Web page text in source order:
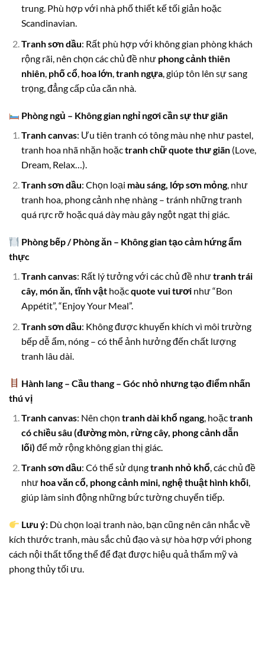
trung. Phù hợp với nhà phố thiết kế tối giản hoặc
Scandinavian.
Tranh sơn dầu: Rất phù hợp với không gian phòng khách
rộng rãi, nên chọn các chủ đề như phong cảnh thiên
nhiên, phố cổ, hoa lớn,tranh ngựa, giúp tôn lên sự sang
trọng, đẳng cấp của căn nhà.
Phòng ngủ – Không gian nghỉ ngơi cần sự thư giãn
Tranh canvas: Ưu tiên tranh có tông màu nhẹ như pastel,
tranh hoa nhã nhặn hoặctranh chữ quote thư giãn(Love,
Dream, Relax…).
Tranh sơn dầu: Chọn loại màu sáng, lớp sơn mỏng, như
tranh hoa, phong cảnh nhẹ nhàng – tránh những tranh
quá rực rỡ hoặc quá dày màu gây ngột ngạt thị giác.
Phòng bếp / Phòng ăn – Không gian tạo cảm hứng ẩm
thực
Tranh canvas: Rất lý tưởng với các chủ đề nhưtranh trái
cây, món ăn, tĩnh vậthoặcquote vui tươinhư “Bon
Appétit”, “Enjoy Your Meal”.
Tranh sơn dầu: Không được khuyến khích vì môi trường
bếp dễ ẩm, nóng – có thể ảnh hưởng đến chất lượng
tranh lâu dài.
Hành lang – Cầu thang – Góc nhỏ nhưng tạo điểm nhấn
thú vị
Tranh canvas: Nên chọn tranh dài khổ ngang, hoặctranh
có chiều sâu (đường mòn, rừng cây, phong cảnh dẫn
lối) để mở rộng không gian thị giác.
Tranh sơn dầu: Có thể sử dụngtranh nhỏ khổ, các chủ đề
như hoa văn cổ, phong cảnh mini, nghệ thuật hình khối,
giúp làm sinh động những bức tường chuyển tiếp.
Lưu ý: Dù chọn loại tranh nào, bạn cũng nên cân nhắc về
kích thước tranh, màu sắc chủ đạo và sự hòa hợp với phong
cách nội thất tổng thể để đạt được hiệu quả thẩm mỹ và
phong thủy tối ưu.